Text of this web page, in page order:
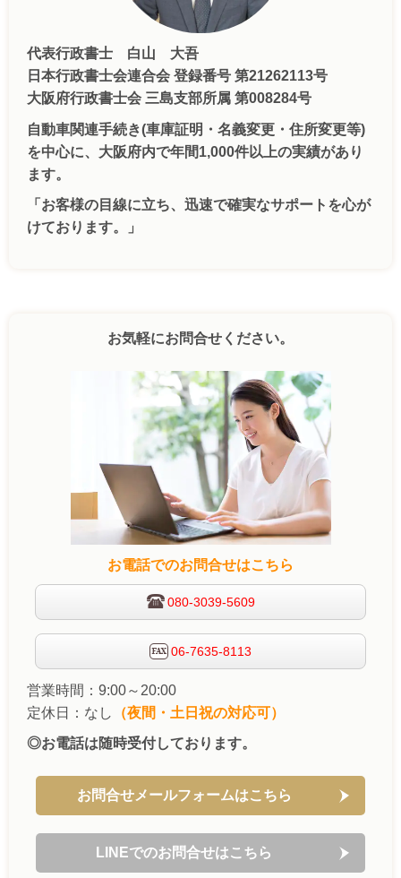
代表行政書士 白山 大吾
日本行政書士会連合会 登録番号 第21262113号
大阪府行政書士会 三島支部所属 第008284号
自動車関連手続き(車庫証明・名義変更・住所変更等)
を中心に、大阪府内で年間1,000件以上の実績があり
ます。
「お客様の目線に立ち、迅速で確実なサポートを心が
けております。」
お気軽にお問合せください。
お電話でのお問合せはこちら
080-3039-5609
06-7635-8113
営業時間：9:00～20:00
定休日：なし
（夜間・土日祝の対応可）
◎お電話は随時受付しております。
お問合せメールフォームはこちら
LINEでのお問合せはこちら